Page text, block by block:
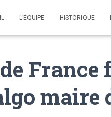
L’ÉQUIPE HISTORIQUE
France
maire